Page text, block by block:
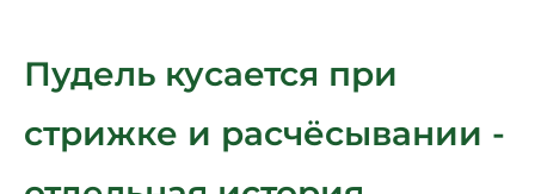
Пудель кусается при
стрижке и расчёсывании -